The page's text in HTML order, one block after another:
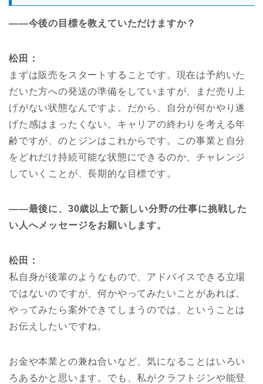
――今後の目標を教えていただけますか？
松田：
まずは販売をスタートすることです。現在は予約いた
だいた方への発送の準備をしていますが、まだ売り上
げがない状態なんですよ。だから、自分が何かやり遂
げた感はまったくない。キャリアの終わりを考える年
齢ですが、のとジンはこれからです。この事業と自分
をどれだけ持続可能な状態にできるのか、チャレンジ
していくことが、長期的な目標です。
――最後に、30歳以上で新しい分野の仕事に挑戦した
い人へメッセージをお願いします。
松田：
私自身が後輩のようなもので、アドバイスできる立場
ではないのですが、何かやってみたいことがあれば、
やってみたら案外できてしまうのでは、ということは
お伝えしたいですね。
お金や本業との兼ね合いなど、気になることはいろい
ろあるかと思います。でも、私がクラフトジンや能登